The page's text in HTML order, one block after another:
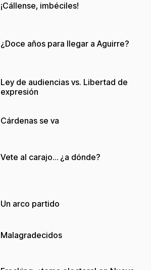
¡Cállense, imbéciles!
¿Doce años para llegar a Aguirre?
Ley de audiencias vs. Libertad de
expresión
Cárdenas se va
Vete al carajo… ¿a dónde?
Un arco partido
Malagradecidos